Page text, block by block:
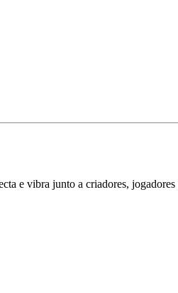
e vibra junto a criadores, jogadores